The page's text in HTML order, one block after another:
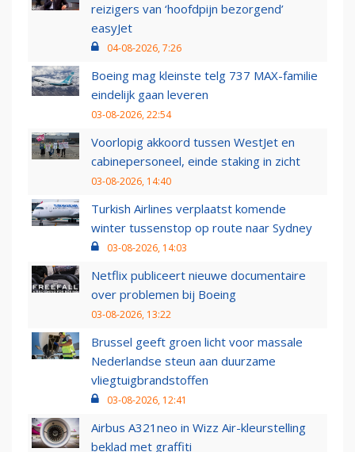
reizigers van ‘hoofdpijn bezorgend’
easyJet
04-08-2026, 7:26
Boeing mag kleinste telg 737 MAX-familie
eindelijk gaan leveren
03-08-2026, 22:54
Voorlopig akkoord tussen WestJet en
cabinepersoneel, einde staking in zicht
03-08-2026, 14:40
Turkish Airlines verplaatst komende
winter tussenstop op route naar Sydney
03-08-2026, 14:03
Netflix publiceert nieuwe documentaire
over problemen bij Boeing
03-08-2026, 13:22
Brussel geeft groen licht voor massale
Nederlandse steun aan duurzame
vliegtuigbrandstoffen
03-08-2026, 12:41
Airbus A321neo in Wizz Air-kleurstelling
beklad met graffiti